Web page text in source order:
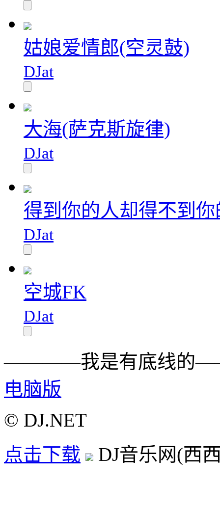
姑娘爱情郎(空灵鼓)
DJat
大海(萨克斯旋律)
DJat
得到你的人却得不到你
DJat
空城FK
DJat
————我是有底线
电脑版
© DJ.NET
点击下载
DJ音乐网(西